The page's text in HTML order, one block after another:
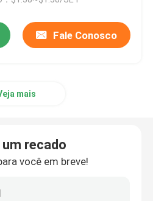
Fale Conosco
mais
um recado
você em breve!